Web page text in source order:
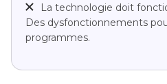
La technologie doit
Des dysfonctionnements
programmes.